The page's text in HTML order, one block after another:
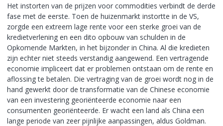
Het instorten van de prijzen voor commodities verbindt de derde
fase met de eerste. Toen de huizenmarkt instortte in de VS,
zorgde een extreem lage rente voor een sterke groei van de
kredietverlening en een dito opbouw van schulden in de
Opkomende Markten, in het bijzonder in China. Al die kredieten
zijn echter niet steeds verstandig aangewend. Een vertragende
economie impliceert dat er problemen ontstaan om de rente en
aflossing te betalen. Die vertraging van de groei wordt nog in de
hand gewerkt door de transformatie van de Chinese economie
van een investering georiënteerde economie naar een
consumenten georiënteerde. Er wacht een land als China een
lange periode van zeer pijnlijke aanpassingen, aldus Goldman.